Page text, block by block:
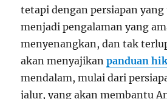
tetapi dengan persiapan
menjadi pengalaman yang
menyenangkan, dan tak
akan menyajikanpanduan
mendalam, mulai dari
jalur, yang akan membantu